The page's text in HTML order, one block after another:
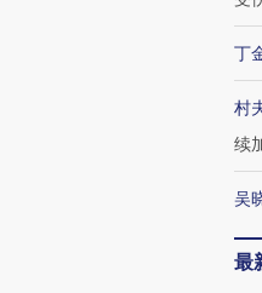
丁
村
续
吴
最